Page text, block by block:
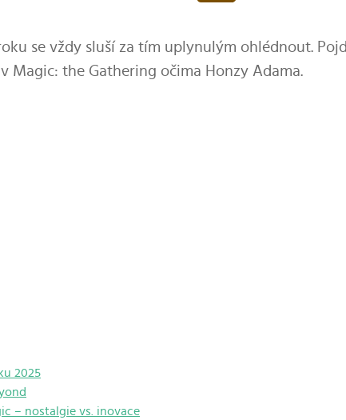
se vždy sluší za tím uplynulým ohlédnout.
Magic: the Gathering očima Honzy Adama.
2025
– nostalgie vs. inovace